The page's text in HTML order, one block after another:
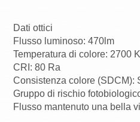
Dati ottici
Flusso luminoso: 470lm
Temperatura di colore: 2700 K
CRI: 80 Ra
Consistenza colore (SDCM):
Gruppo di rischio
Flusso mantenuto una bella